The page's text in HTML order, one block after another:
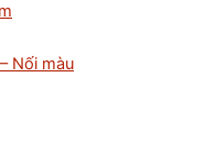
Nối màu